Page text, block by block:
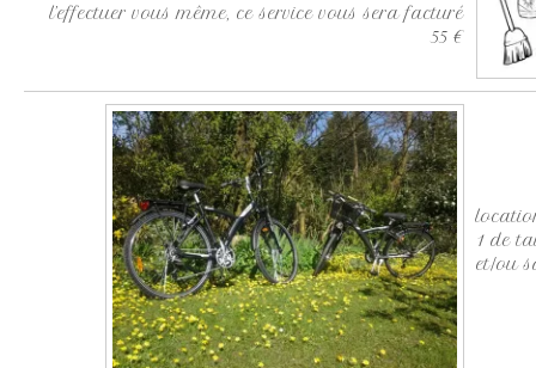
l’effectuer vous même, ce service vous sera facturé
55 €
1 de
et/ou